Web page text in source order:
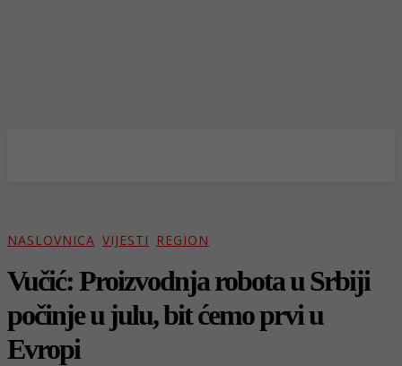
NASLOVNICA VIJESTI REGION
Vučić: Proizvodnja robota u Srbiji
počinje u julu, bit ćemo prvi u
Evropi